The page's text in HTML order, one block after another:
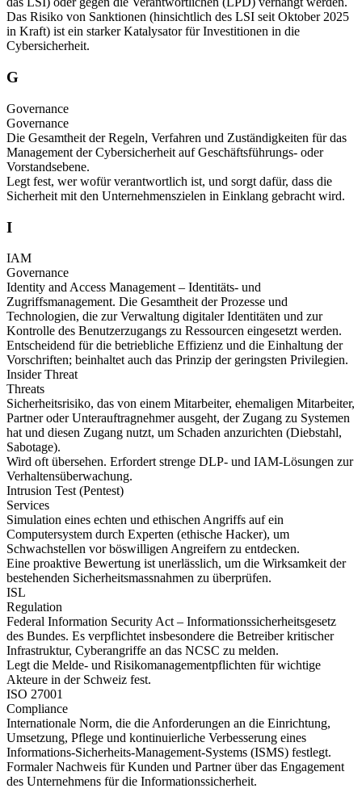
Das Risiko von Sanktionen (hinsichtlich des LSI seit Oktober 2025
in Kraft) ist ein starker Katalysator für Investitionen in die
Cybersicherheit.
G
Governance
Governance
Die Gesamtheit der Regeln, Verfahren und Zuständigkeiten für das
Management der Cybersicherheit auf Geschäftsführungs- oder
Vorstandsebene.
Legt fest, wer wofür verantwortlich ist, und sorgt dafür, dass die
Sicherheit mit den Unternehmenszielen in Einklang gebracht wird.
I
IAM
Governance
Identity and Access Management – Identitäts- und
Zugriffsmanagement. Die Gesamtheit der Prozesse und
Technologien, die zur Verwaltung digitaler Identitäten und zur
Kontrolle des Benutzerzugangs zu Ressourcen eingesetzt werden.
Entscheidend für die betriebliche Effizienz und die Einhaltung der
Vorschriften; beinhaltet auch das Prinzip der geringsten Privilegien.
Insider Threat
Threats
Sicherheitsrisiko, das von einem Mitarbeiter, ehemaligen Mitarbeiter,
Partner oder Unterauftragnehmer ausgeht, der Zugang zu Systemen
hat und diesen Zugang nutzt, um Schaden anzurichten (Diebstahl,
Sabotage).
Wird oft übersehen. Erfordert strenge DLP- und IAM-Lösungen zur
Verhaltensüberwachung.
Intrusion Test (Pentest)
Services
Simulation eines echten und ethischen Angriffs auf ein
Computersystem durch Experten (ethische Hacker), um
Schwachstellen vor böswilligen Angreifern zu entdecken.
Eine proaktive Bewertung ist unerlässlich, um die Wirksamkeit der
bestehenden Sicherheitsmassnahmen zu überprüfen.
ISL
Regulation
Federal Information Security Act – Informationssicherheitsgesetz
des Bundes. Es verpflichtet insbesondere die Betreiber kritischer
Infrastruktur, Cyberangriffe an das NCSC zu melden.
Legt die Melde- und Risikomanagementpflichten für wichtige
Akteure in der Schweiz fest.
ISO 27001
Compliance
Internationale Norm, die die Anforderungen an die Einrichtung,
Umsetzung, Pflege und kontinuierliche Verbesserung eines
Informations-Sicherheits-Management-Systems (ISMS) festlegt.
Formaler Nachweis für Kunden und Partner über das Engagement
des Unternehmens für die Informationssicherheit.